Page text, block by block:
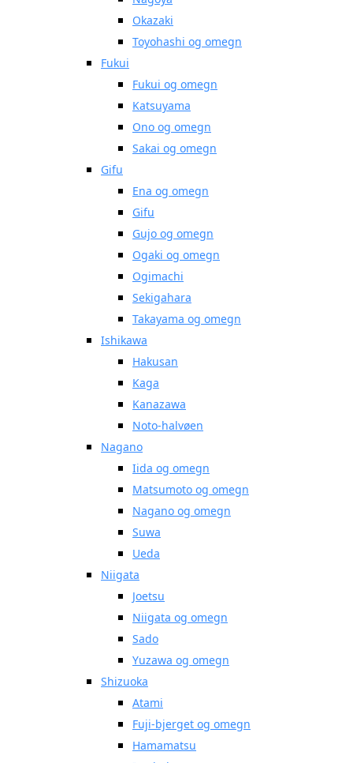
Okazaki
Toyohashi og omegn
Fukui
Fukui og omegn
Katsuyama
Ono og omegn
Sakai og omegn
Gifu
Ena og omegn
Gifu
Gujo og omegn
Ogaki og omegn
Ogimachi
Sekigahara
Takayama og omegn
Ishikawa
Hakusan
Kaga
Kanazawa
Noto-halvøen
Nagano
Iida og omegn
Matsumoto og omegn
Nagano og omegn
Suwa
Ueda
Niigata
Joetsu
Niigata og omegn
Sado
Yuzawa og omegn
Shizuoka
Atami
Fuji-bjerget og omegn
Hamamatsu